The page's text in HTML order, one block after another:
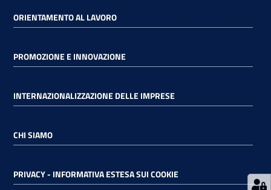
RSS
su
ORIENTAMENTO AL LAVORO
PROMOZIONE E INNOVAZIONE
INTERNAZIONALIZZAZIONE DELLE IMPRESE
CHI SIAMO
PRIVACY - INFORMATIVA ESTESA SUI COOKIE